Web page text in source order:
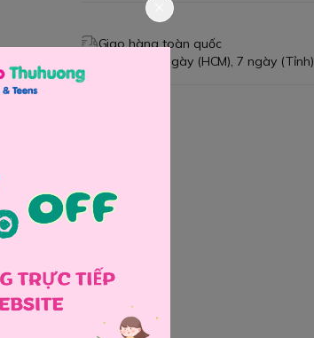
Giao hàng toàn quốc
Đổi hàng 3 ngày (HCM), 7 ngày (Tỉnh)